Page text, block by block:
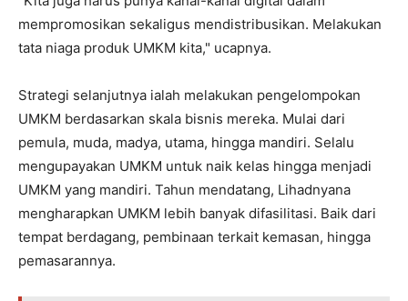
mempromosikan sekaligus mendistribusikan. Melakukan
tata niaga produk UMKM kita," ucapnya.
Strategi selanjutnya ialah melakukan pengelompokan
UMKM berdasarkan skala bisnis mereka. Mulai dari
pemula, muda, madya, utama, hingga mandiri. Selalu
mengupayakan UMKM untuk naik kelas hingga menjadi
UMKM yang mandiri. Tahun mendatang, Lihadnyana
mengharapkan UMKM lebih banyak difasilitasi. Baik dari
tempat berdagang, pembinaan terkait kemasan, hingga
pemasarannya.